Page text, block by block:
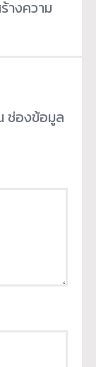
างความ
ช่องข้อมูล